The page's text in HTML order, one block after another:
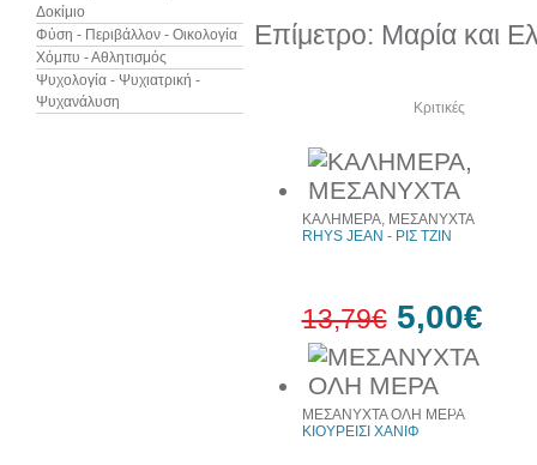
Δοκίμιο
Φύση - Περιβάλλον - Οικολογία
Χόμπυ - Αθλητισμός
Ψυχολογία - Ψυχιατρική -
Ψυχανάλυση
Επίμετρο: Μαρία και
Κριτικές
έκπτωση
ΚΑΛΗΜΕΡΑ, ΜΕΣΑΝΥΧΤΑ
RHYS JEAN - ΡΙΣ ΤΖΙΝ
13,79€ 5,00€
ΜΕΣΑΝΥΧΤΑ ΟΛΗ ΜΕΡΑ
ΚΙΟΥΡΕΙΣΙ ΧΑΝΙΦ